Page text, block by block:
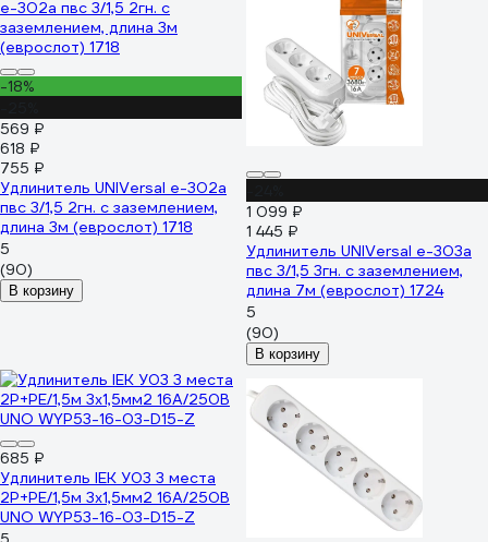
-18%
569 ₽
618 ₽
755 ₽
Удлинитель UNIVersal е-302а
пвс 3/1,5 2гн. с заземлением,
длина 3м (еврослот) 1718
5
(90)
В корзину
1 099 ₽
1 445 ₽
Удлинитель UNIVersal е-303а
пвс 3/1,5 3гн. с заземлением,
длина 7м (еврослот) 1724
5
(90)
В корзину
685 ₽
Удлинитель IEK У03 3 места
2P+PE/1,5м 3х1,5мм2 16А/250В
UNO WYP53-16-03-D15-Z